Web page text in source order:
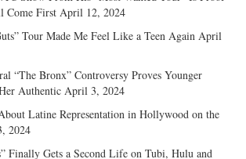
Come First April 12, 2024
Tour Made Me Feel Like a Teen Again April
“The Bronx” Controversy Proves Younger
Authentic April 3, 2024
Latine Representation in Hollywood on the
2024
Finally Gets a Second Life on Tubi, Hulu and